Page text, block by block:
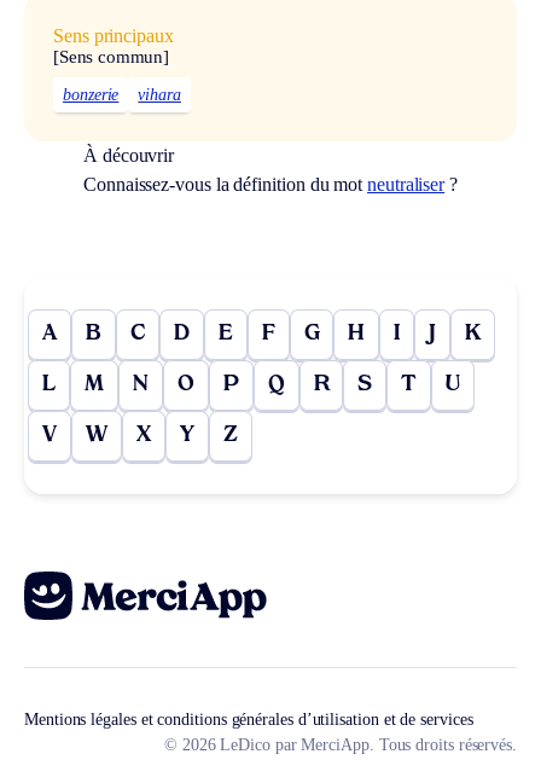
Sens principaux
[Sens commun]
bonzerie vihara
À découvrir
Connaissez-vous la définition du motneutraliser?
A B C D E F G H I J K
L M N O P Q R S T U
V W X Y Z
Mentions légales et conditions générales d’utilisation et de services
© 2026 LeDico par MerciApp. Tous droits réservés.